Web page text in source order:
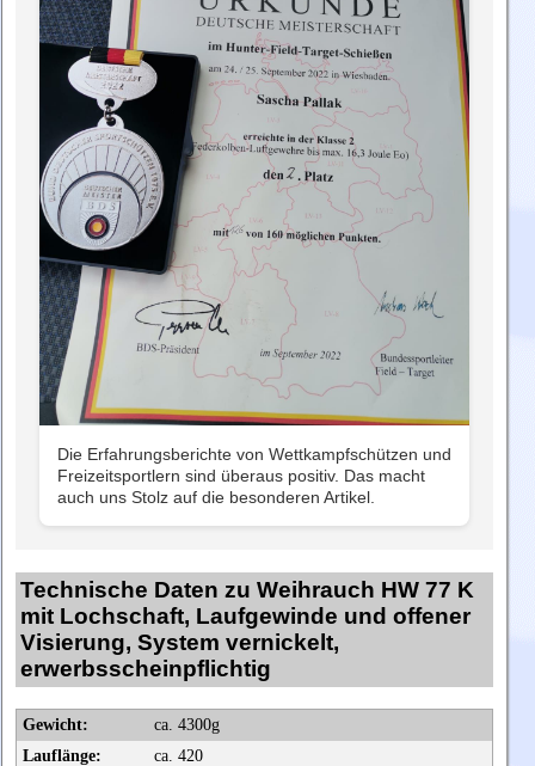
Die Erfahrungsberichte von Wettkampfschützen und
Freizeitsportlern sind überaus positiv. Das macht
auch uns Stolz auf die besonderen Artikel.
Technische Daten zu Weihrauch HW 77 K
mit Lochschaft, Laufgewinde und offener
Visierung, System vernickelt,
erwerbsscheinpflichtig
Gewicht:
ca. 4300g
Lauflänge:
ca. 420